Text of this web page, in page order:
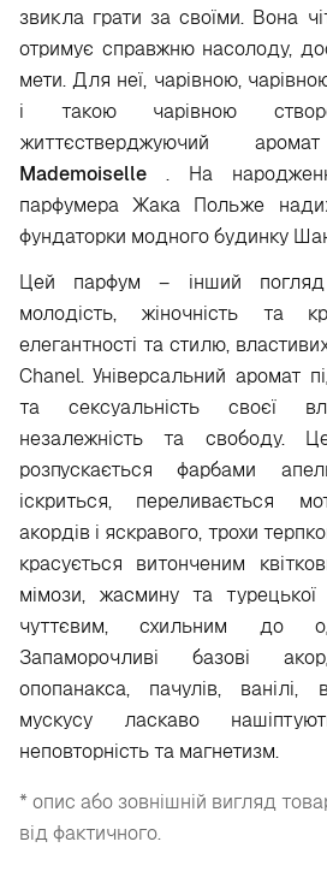
звикла грати за своїми. Вона
отримує справжню насолоду,
мети. Для неї, чарівною,
і такою чарівною
життєстверджуючий
Mademoiselle . На
парфумера Жака Польже
фундаторки модного будинку
Цей парфум – інший погляд
молодість, жіночність та
елегантності та стилю,
Chanel. Універсальний аромат
та сексуальність своєї
незалежність та свободу.
розпускається фарбами
іскриться, переливається
акордів і яскравого, трохи
красується витонченим
мімози, жасмину та турецької
чуттєвим, схильним до
Запаморочливі базові
опопанакса, пачулів, ванілі,
мускусу ласкаво
неповторність та магнетизм.
* опис або зовнішній вигляд
від фактичного.